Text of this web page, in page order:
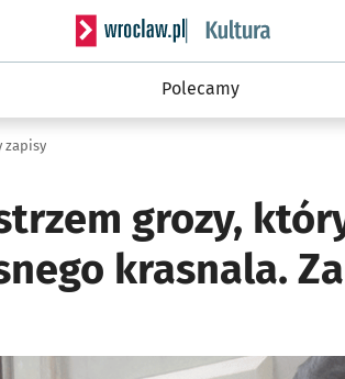
Serwis informacyjny wroclaw.pl
Polecamy
zapisy
grozy,
krasnala.